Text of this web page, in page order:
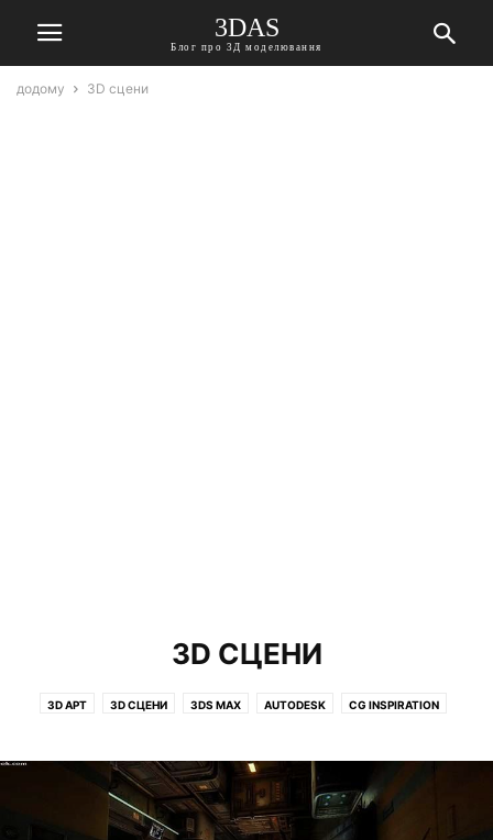
3DAS
Блог про 3Д моделювання
додому 3D сцени
3D СЦЕНИ
3D АРТ 3D СЦЕНИ 3DS MAX AUTODESK CG INSPIRATION
MARVELOUS DESIGNER 6.5 MAYA MODO PHOTOSHOP
THE FOUNDRY ZBRUSH АНІМАЦІЯ І VFX БЕЗ РУБРИКИ
ІНФОРМАЦІЙНА БЕЗПЕКА КІНО І СЕРІАЛИ ОГЛЯДИ ПЕРСОНАЖІ